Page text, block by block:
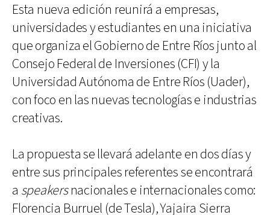
Esta nueva edición reunirá a empresas,
universidades y estudiantes en una iniciativa
que organiza el Gobierno de Entre Ríos junto al
Consejo Federal de Inversiones (CFI) y la
Universidad Autónoma de Entre Ríos (Uader),
con foco en las nuevas tecnologías e industrias
creativas.
La propuesta se llevará adelante en dos días y
entre sus principales referentes se encontrará
a speakersnacionales e internacionales como:
Florencia Burruel (de Tesla), Yajaira Sierra